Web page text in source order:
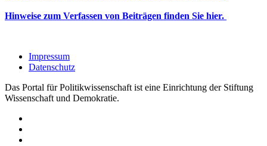
Hinweise zum Verfassen von Beiträgen finden Sie hier.
Impressum
Datenschutz
Das Portal für Politikwissenschaft ist eine Einrichtung der Stiftung
Wissenschaft und Demokratie.